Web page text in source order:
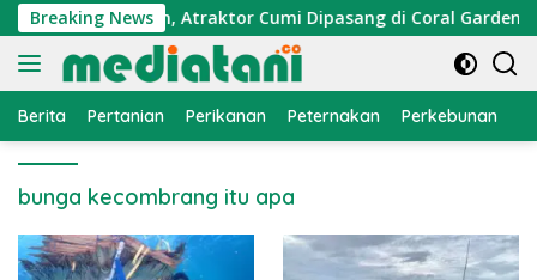
Langsung
ke
konten
Breaking News
Nelayan, Atraktor Cumi Dipasang di Coral Garden
Berita Pertanian Perikanan Peternakan Perkebunan
bunga kecombrang itu apa